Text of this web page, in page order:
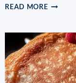
READ MOREEIER